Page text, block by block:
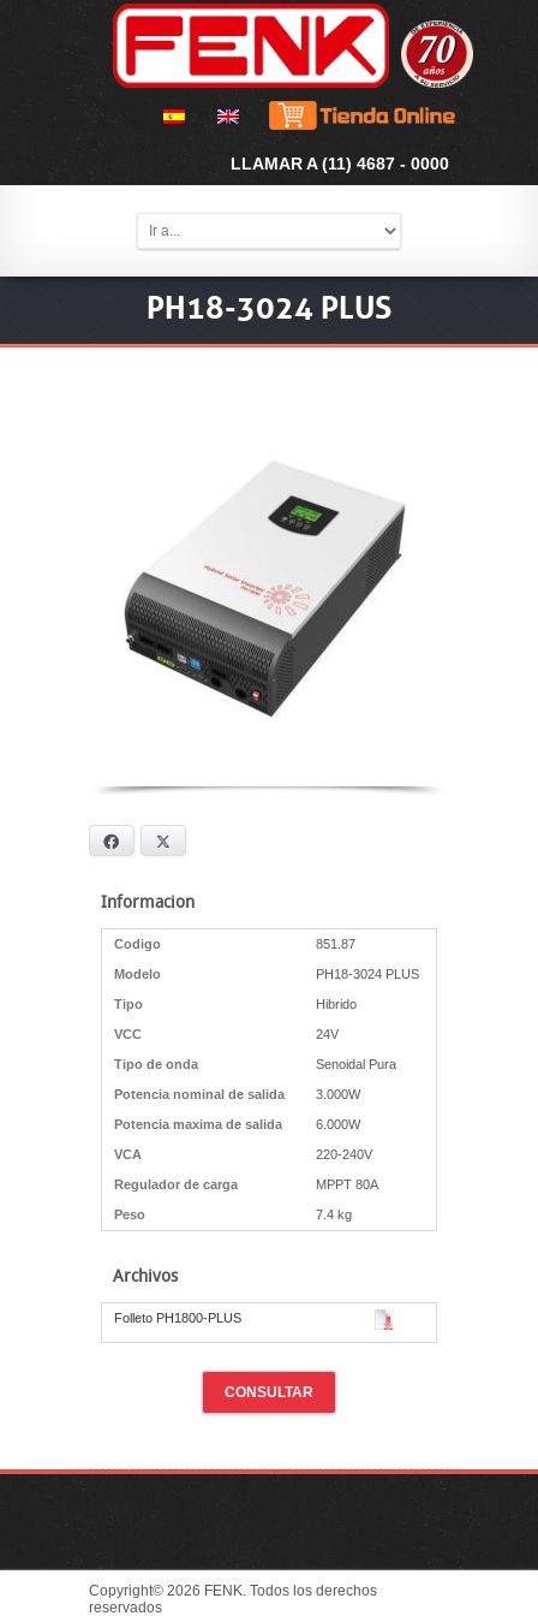
LLAMAR A (11) 4687 - 0000
PH18-3024 PLUS
Facebook
Informacion
Codigo 851.87
Modelo PH18-3024 PLUS
Tipo Hibrido
VCC 24V
Tipo de onda Senoidal Pura
Potencia nominal de salida 3.000W
Potencia maxima de salida 6.000W
VCA 220-240V
Regulador de carga MPPT 80A
Peso 7.4 kg
Archivos
Folleto PH1800-PLUS
CONSULTAR
Copyright© 2026 FENK. Todos los derechos
reservados